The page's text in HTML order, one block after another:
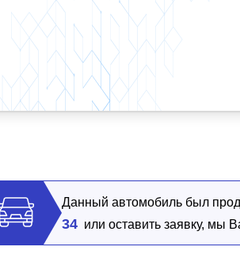
Mercedes-Benz E-Class E200 Avantgarde 2WD
Данный автомобиль был
34 или оставить заявку, мы